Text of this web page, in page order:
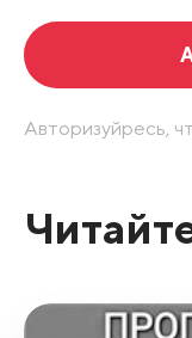
Авторизуйресь,